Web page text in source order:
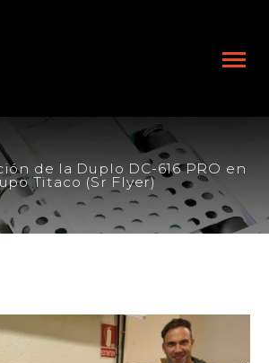
de la Duplo DC-616 PRO en
Titaco (Sr Flyer)